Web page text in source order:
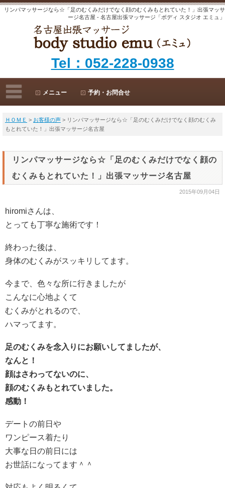
リンパマッサージなら☆「足のむくみだけでなく顔のむくみもとれていた！」出張マッサ
ージ名古屋 - 名古屋出張マッサージ「ボディ スタジオ エミュ」
Tel：052-228-0938
メニュー 予約・お問合せ
ＨＯＭＥ > お客様の声 > リンパマッサージなら☆「足のむくみだけでなく顔のむくみ
もとれていた！」出張マッサージ名古屋
リンパマッサージなら☆「足のむくみだけでなく顔の
むくみもとれていた！」出張マッサージ名古屋
2015年09月04日
hiromiさんは、
とっても丁寧な施術です！
終わった後は、
身体のむくみがスッキリしてます。
今まで、色々な所に行きましたが
こんなに心地よくて
むくみがとれるので、
ハマってます。
足のむくみを念入りにお願いしてましたが、
なんと！
顔はさわってないのに、
顔のむくみもとれていました。
感動！
デートの前日や
ワンピース着たり
大事な日の前日には
お世話になってます＾＾